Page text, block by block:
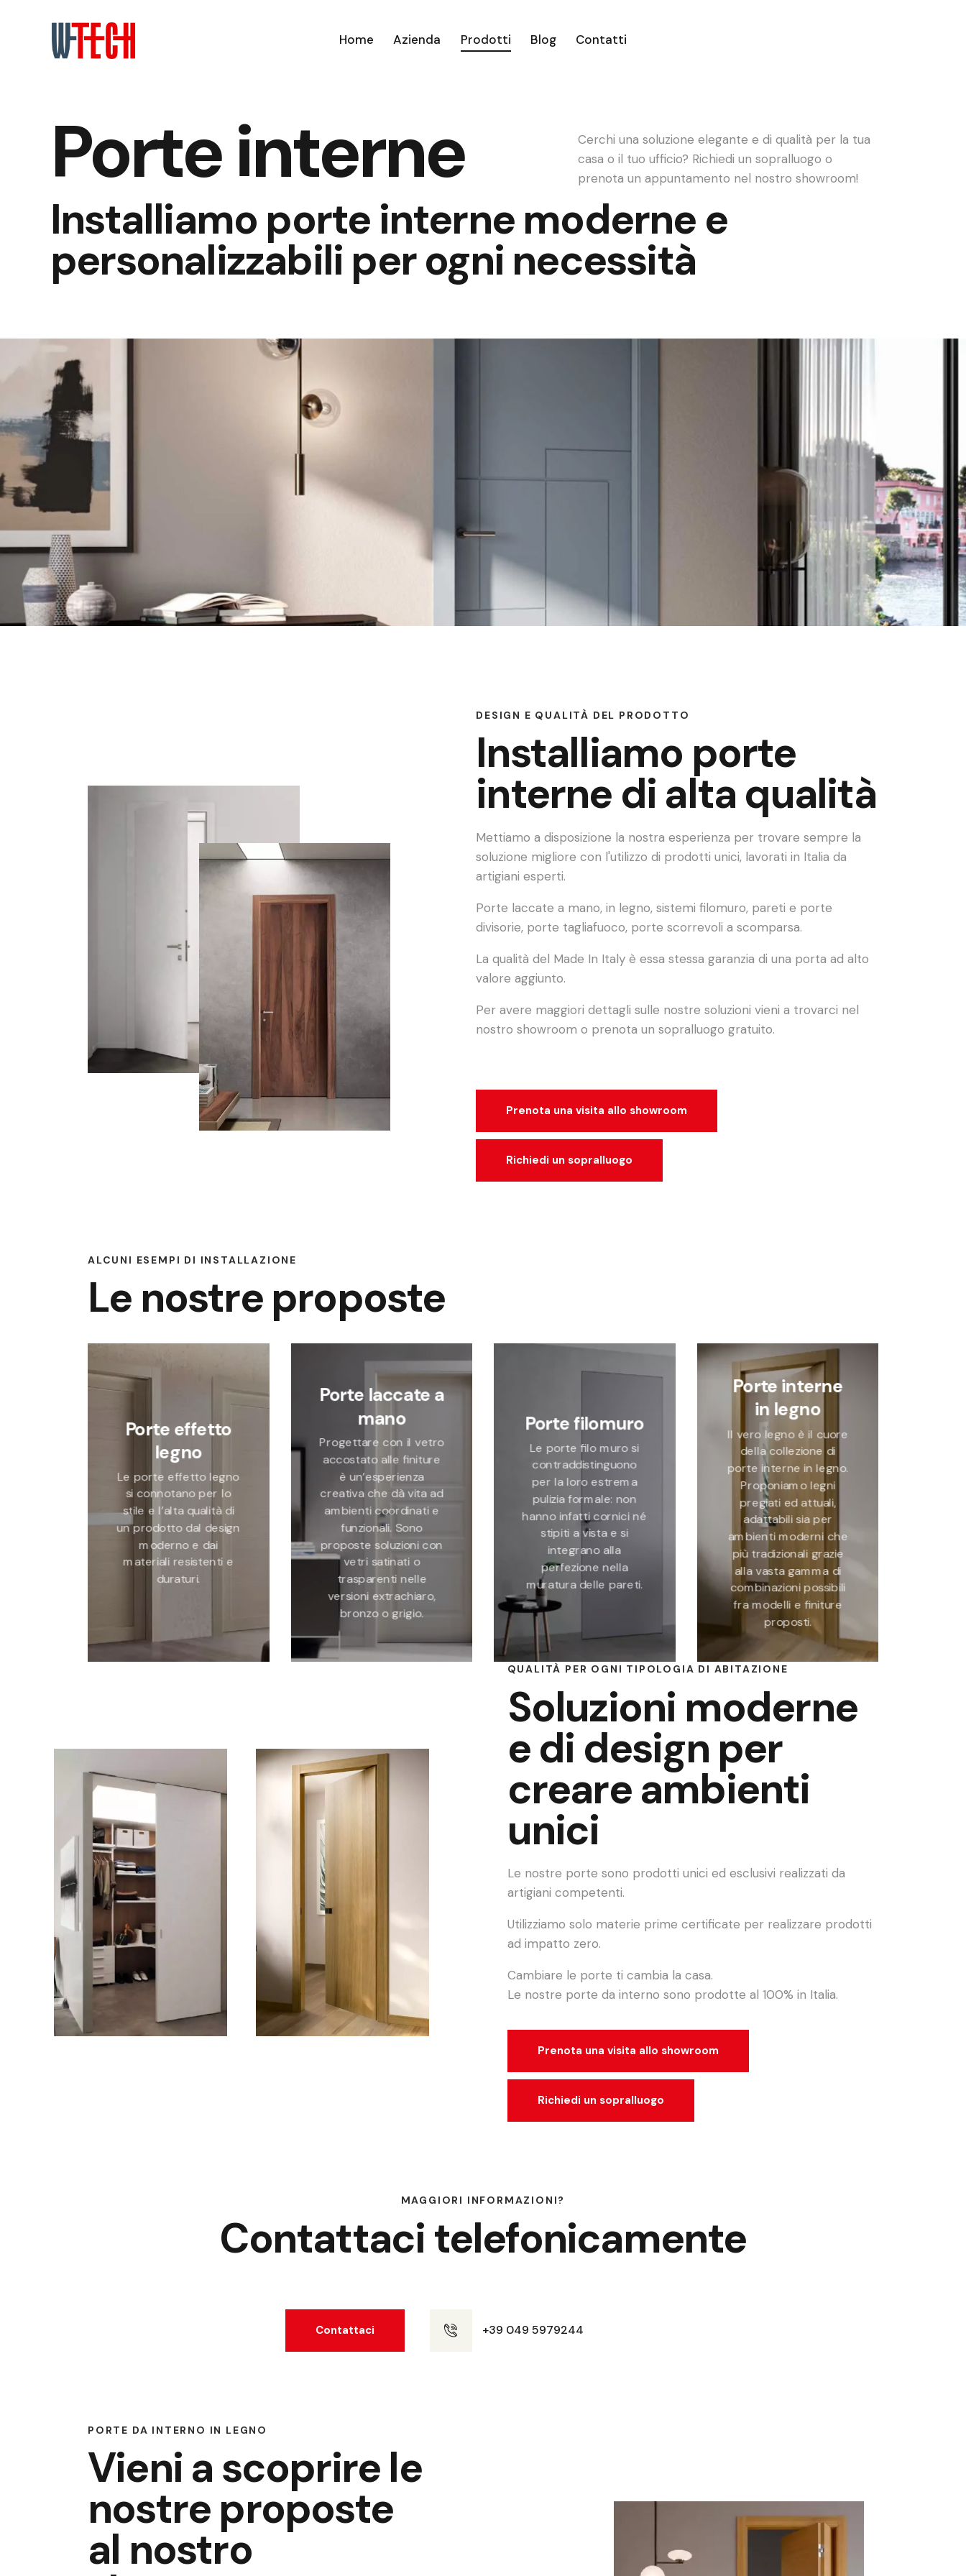
Home Azienda Prodotti Blog Contatti
Porte interne
Cerchi una soluzione elegante e di qualità per la tua
casa o il tuo ufficio? Richiedi un sopralluogo o
prenota un appuntamento nel nostro showroom!
Installiamo porte interne moderne e
personalizzabili per ogni necessità
DESIGN E QUALITÀ DEL PRODOTTO
Installiamo porte
interne di alta qualità
Mettiamo a disposizione la nostra esperienza per trovare sempre la
soluzione migliore con l'utilizzo di prodotti unici, lavorati in Italia da
artigiani esperti.
Porte laccate a mano, in legno, sistemi filomuro, pareti e porte
divisorie, porte tagliafuoco, porte scorrevoli a scomparsa.
La qualità del Made In Italy è essa stessa garanzia di una porta ad alto
valore aggiunto.
Per avere maggiori dettagli sulle nostre soluzioni vieni a trovarci nel
nostro showroom o prenota un sopralluogo gratuito.
Prenota una visita allo showroom
Richiedi un sopralluogo
ALCUNI ESEMPI DI INSTALLAZIONE
Le nostre proposte
Porte effetto
legno
Le porte effetto legno
si connotano per lo
stile e l’alta qualità di
un prodotto dal design
moderno e dai
materiali resistenti e
duraturi.
Porte laccate a
mano
Progettare con il vetro
accostato alle finiture
è un’esperienza
creativa che dà vita ad
ambienti coordinati e
funzionali. Sono
proposte soluzioni con
vetri satinati o
trasparenti nelle
versioni extrachiaro,
bronzo o grigio.
Porte filomuro
Le porte filo muro si
contraddistinguono
per la loro estrema
pulizia formale: non
hanno infatti cornici né
stipiti a vista e si
integrano alla
perfezione nella
muratura delle pareti.
Porte interne
in legno
Il vero legno è il cuore
della collezione di
porte interne in legno.
Proponiamo legni
pregiati ed attuali,
adattabili sia per
ambienti moderni che
più tradizionali grazie
alla vasta gamma di
combinazioni possibili
fra modelli e finiture
proposti.
QUALITÀ PER OGNI TIPOLOGIA DI ABITAZIONE
Soluzioni moderne
e di design per
creare ambienti
unici
Le nostre porte sono prodotti unici ed esclusivi realizzati da
artigiani competenti.
Utilizziamo solo materie prime certificate per realizzare prodotti
ad impatto zero.
Cambiare le porte ti cambia la casa.
Le nostre porte da interno sono prodotte al 100% in Italia.
Prenota una visita allo showroom
Richiedi un sopralluogo
MAGGIORI INFORMAZIONI?
Contattaci telefonicamente
Contattaci +39 049 5979244
PORTE DA INTERNO IN LEGNO
Vieni a scoprire le
nostre proposte
al nostro